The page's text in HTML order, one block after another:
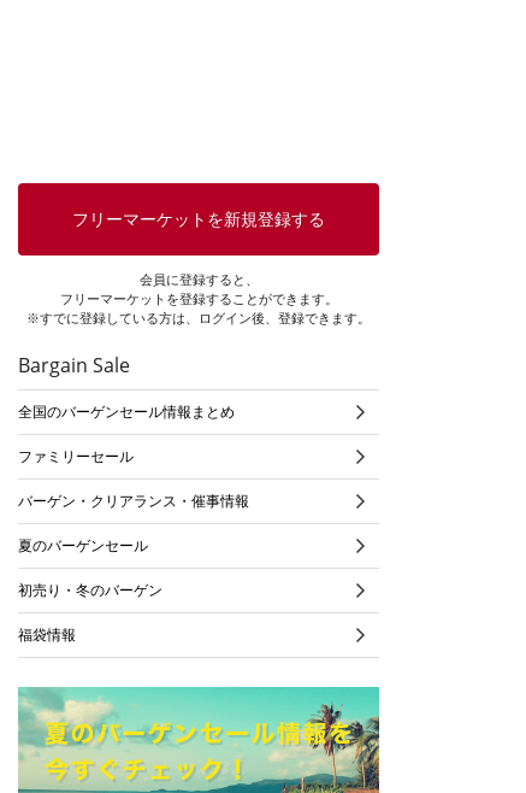
フリーマーケットを新規登録する
会員に登録すると、
フリーマーケットを登録することができます。
※すでに登録している方は、ログイン後、登録できます。
Bargain Sale
全国のバーゲンセール情報まとめ
ファミリーセール
バーゲン・クリアランス・催事情報
夏のバーゲンセール
初売り・冬のバーゲン
福袋情報